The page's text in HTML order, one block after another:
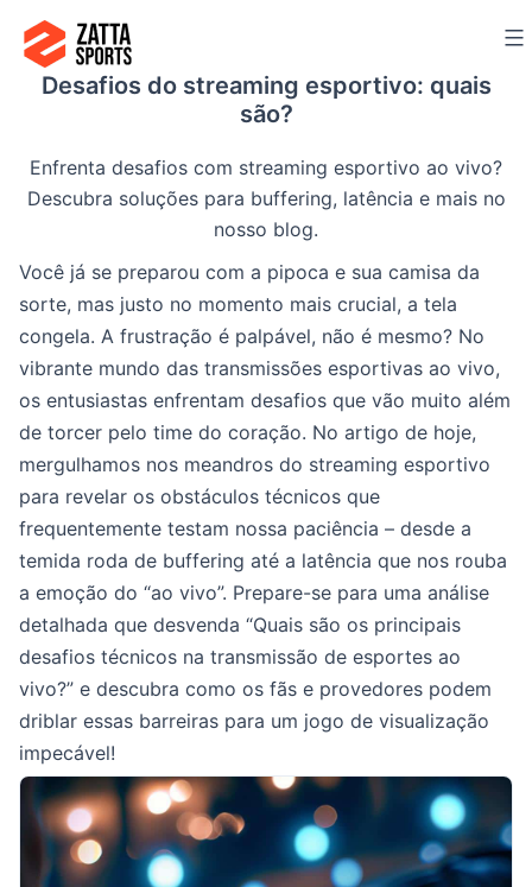
para
Desafios do streaming esportivo: quais
são?
Enfrenta desafios com streaming esportivo ao vivo?
Descubra soluções para buffering, latência e mais no
nosso blog.
Você já se preparou com a pipoca e sua camisa da
sorte, mas justo no momento mais crucial, a tela
congela. A frustração é palpável, não é mesmo? No
vibrante mundo das transmissões esportivas ao vivo,
os entusiastas enfrentam desafios que vão muito além
de torcer pelo time do coração. No artigo de hoje,
mergulhamos nos meandros do streaming esportivo
para revelar os obstáculos técnicos que
frequentemente testam nossa paciência – desde a
temida roda de buffering até a latência que nos rouba
a emoção do “ao vivo”. Prepare-se para uma análise
detalhada que desvenda “Quais são os principais
desafios técnicos na transmissão de esportes ao
vivo?” e descubra como os fãs e provedores podem
driblar essas barreiras para um jogo de visualização
impecável!